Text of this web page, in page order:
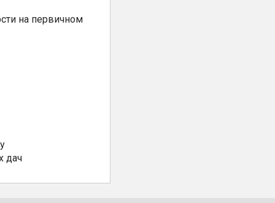
на первичном
дач